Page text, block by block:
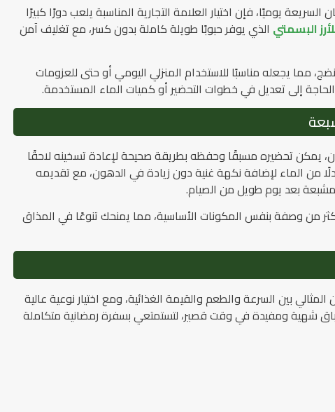
يوميًا، فإن اختيار العلامة التجارية المناسبة يلعب دورًا كبيرًا
البسمتي الذي يوفر حبوبًا طويلة كاملة بدون كسر، مع تغليف آمن
مما يجعله مناسبًا للاستخدام المنزلي اليومي أو حتى للعزومات
إلى تعديل في خطوات التحضير أو كميات الماء المستخدمة.
يمكن تحضيره مسبقًا وحفظه بطريقة صحيحة لإعادة تسخينه لاحقًا
من الماء لإضافة نكهة غنية دون زيادة في الدهون، مع تقديمه
بعد يوم طويل من الصيام.
من وصفة بنفس المكونات الأساسية، مما يمنحك تنوعًا في المذاق
بين السرعة والطعم والقيمة الغذائية، ومع اختيار نوعية عالية
شهية ومفيدة في وقت قصير، لتستمتعي بسفرة رمضانية متكاملة